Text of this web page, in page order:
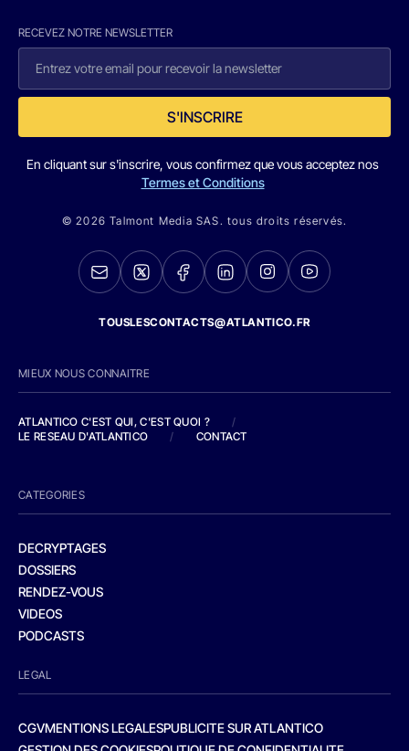
RECEVEZ NOTRE NEWSLETTER
S'INSCRIRE
En cliquant sur s'inscrire, vous confirmez que vous acceptez nos
Termes et Conditions
© 2026 Talmont Media SAS. tous droits réservés.
TOUSLESCONTACTS@ATLANTICO.FR
MIEUX NOUS CONNAITRE
ATLANTICO C'EST QUI, C'EST QUOI ?
/
LE RESEAU D'ATLANTICO
/ CONTACT
CATEGORIES
DECRYPTAGES
DOSSIERS
RENDEZ-VOUS
VIDEOS
PODCASTS
LEGAL
CGVMENTIONS LEGALESPUBLICITE SUR ATLANTICO